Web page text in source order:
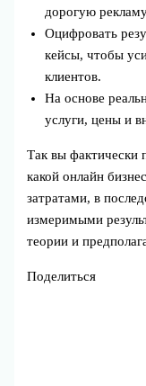
дорогую
Оцифровать
кейсы, чтобы
клиентов.
На основе
услуги, цены и
Так вы фактически
какой онлайн
затратами, в
измеримыми
теории и
Поделиться